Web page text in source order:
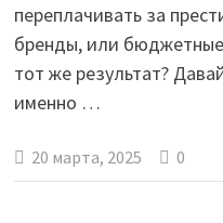
переплачивать за
бренды, или
тот же результат?
именно …
20 марта, 2025 0